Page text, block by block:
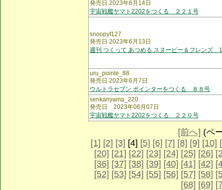
発売日 2023年6月14日
宇宙戦艦ヤマト2202をつくる ２２１号
snoopyf127
発売日 2023年6月13日
週刊 つくって あつめる スヌーピー＆フレンズ
uru_pointe_88
発売日 2023年6月7日
ウルトラセブン ポインターをつくる ８８号
senkanyama_220
発売日 2023年06月07日
宇宙戦艦ヤマト2202をつくる ２２０号
[前へ] (ペ
[1] [2] [3] [4] [5] [6] [7] [8] [9] [10]
[20] [21] [22] [23] [24] [25] [26]
[36] [37] [38] [39] [40] [41] [42]
[52] [53] [54] [55] [56] [57] [58]
[68] [69]